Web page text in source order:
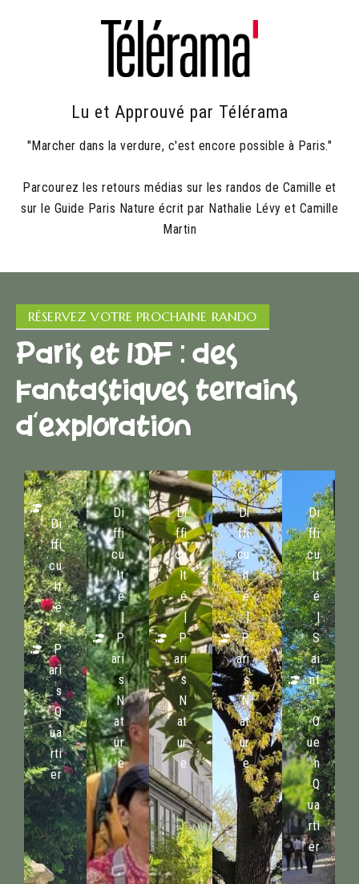
Lu et Approuvé par Télérama
"Marcher dans la verdure, c'est encore possible à Paris."
Parcourez les retours médias sur les randos de Camille et
sur le Guide Paris Nature écrit par Nathalie Lévy et Camille
Martin
RÉSERVEZ VOTRE PROCHAINE RANDO
Paris et IDF : des
fantastiques terrains
d'exploration
Di
ffi
cu
lt
é
|
P
ari
s
Q
ua
rti
er
Di
ffi
cu
lt
é
|
P
ari
s
N
at
ur
e
Di
ffi
cu
lt
é
|
P
ari
s
N
at
ur
e
Di
ffi
cu
lt
é
|
P
ari
s
N
at
ur
e
Di
ffi
cu
lt
é
|
S
ai
nt
-
O
ue
n
Q
ua
rti
er